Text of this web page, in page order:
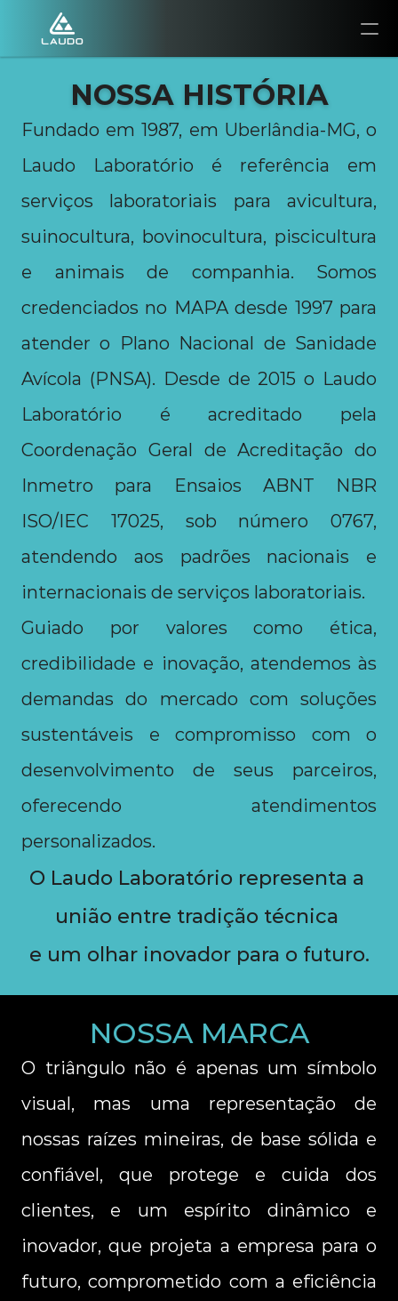
Portal do cliente
NOSSA HISTÓRIA
Fundado em 1987, em Uberlândia-MG, o
Laudo Laboratório é referência em
serviços laboratoriais para avicultura,
suinocultura, bovinocultura, piscicultura
e animais de companhia. Somos
credenciados no MAPA desde 1997 para
atender o Plano Nacional de Sanidade
Avícola (PNSA). Desde de 2015 o Laudo
Laboratório é acreditado pela
Coordenação Geral de Acreditação do
Inmetro para Ensaios ABNT NBR
ISO/IEC 17025, sob número 0767,
atendendo aos padrões nacionais e
internacionais de serviços laboratoriais.
Guiado por valores como ética,
credibilidade e inovação, atendemos às
demandas do mercado com soluções
sustentáveis e compromisso com o
desenvolvimento de seus parceiros,
oferecendo atendimentos
personalizados.
O Laudo Laboratório representa a
união entre tradição técnica
e um olhar inovador para o futuro.
NOSSA MARCA
O triângulo não é apenas um símbolo
visual, mas uma representação de
nossas raízes mineiras, de base sólida e
confiável, que protege e cuida dos
clientes, e um espírito dinâmico e
inovador, que projeta a empresa para o
futuro, comprometido com a eficiência